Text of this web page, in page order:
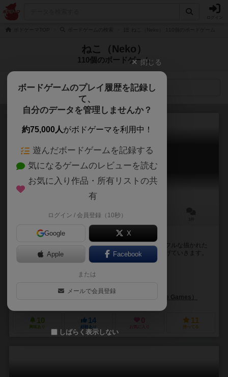
ねこ（Neko）
110個のボードゲーム
検索メニュー
ねこねこドミノタウン
Neko Neko Domino Town
30分前後
誰のナワバリが一番広いか競争にゃー！
ネコたちのナワバリ争いがドミノタウンで勃発！ カラフルな描かれた
タウンカードと、 ネコのコマを配置してナワバリを広げていきます。
街を駆け巡り、トップになるのは、ど...
坂本 カオル（Kaoru Sakamoto）
チルドレンズ・ツリー・ゲームズ（Children’s Tree Games）
10
興味あり
14
経験あり お気に入り
11
持ってる
閉じる
ボードゲームのプレイ履歴を記録し
て、
自分のデータを管理しませんか？
約75,000人がボドゲーマを利用中！
遊んだボードゲームを記録する
気になるゲームのレビューを読む
お気に入り作品・所有リストの共
有
ログイン / 会員登録（10秒）
Google X
Apple Facebook
または
メールで会員登録
しばらく表示しない